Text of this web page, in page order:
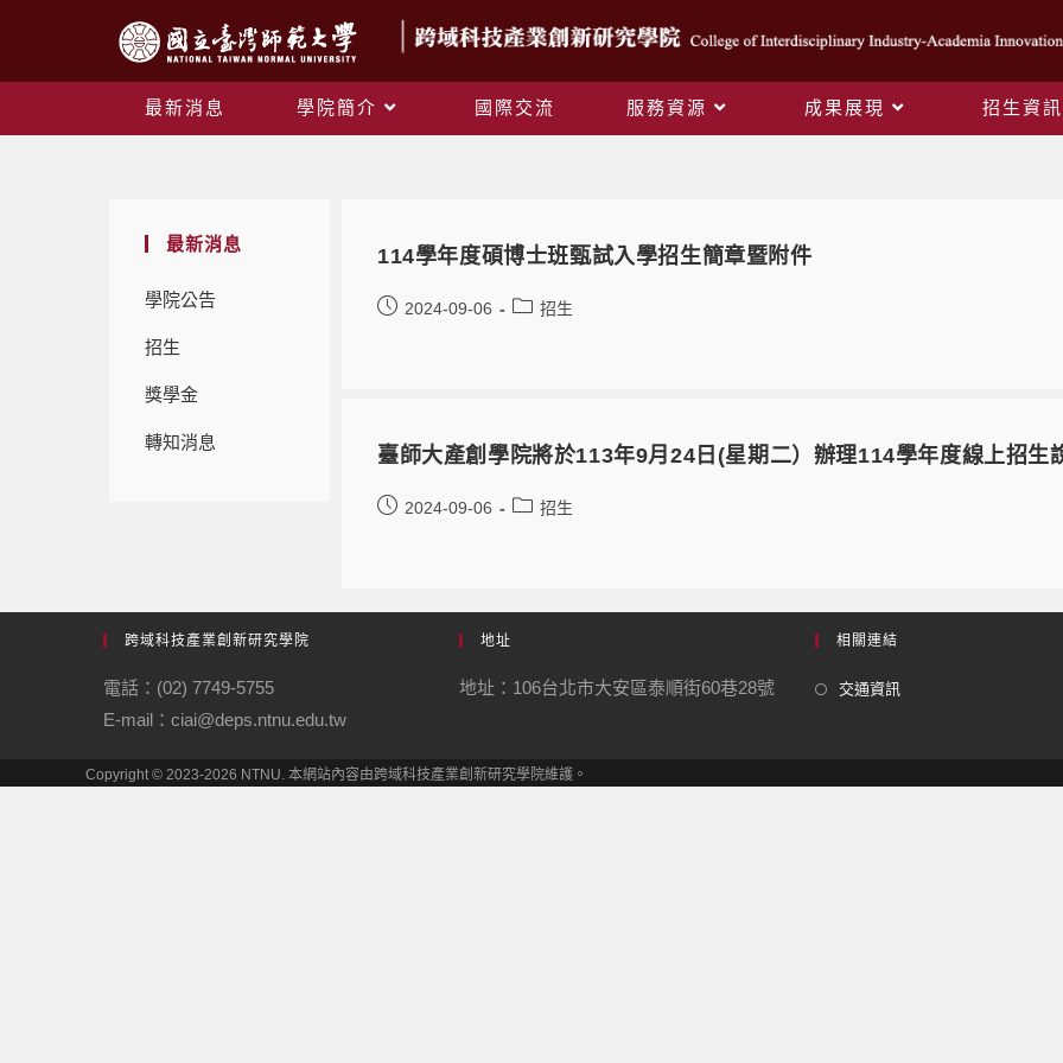
最新消息 學院簡介 國際交流 服務資源 成果展現 招生資訊
最新消息
學院公告
招生
獎學金
轉知消息
114學年度碩博士班甄試入學招生簡章暨附件
2024-09-06 招生
臺師大產創學院將於113年9月24日(星期二）辦理114學年度線上招生
2024-09-06 招生
跨域科技產業創新研究學院
電話：(02) 7749-5755
E-mail：ciai@deps.ntnu.edu.tw
地址
地址：106台北市大安區泰順街60巷28號
相關連結
交通資訊
Copyright © 2023-2026 NTNU. 本網站內容由跨域科技產業創新研究學院維護。